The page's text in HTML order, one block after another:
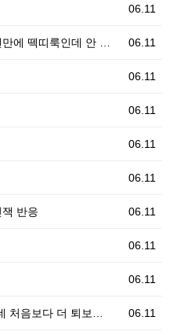
06.11
06.11
에 떽띠룩인데 안 …
06.11
06.11
06.11
06.11
06.11
반응
06.11
06.11
06.11
처음보다 더 퇴보…